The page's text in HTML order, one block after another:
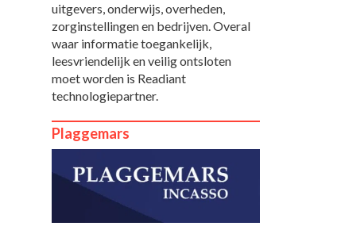
uitgevers, onderwijs, overheden,
zorginstellingen en bedrijven. Overal
waar informatie toegankelijk,
leesvriendelijk en veilig ontsloten
moet worden is Readiant
technologiepartner.
Plaggemars